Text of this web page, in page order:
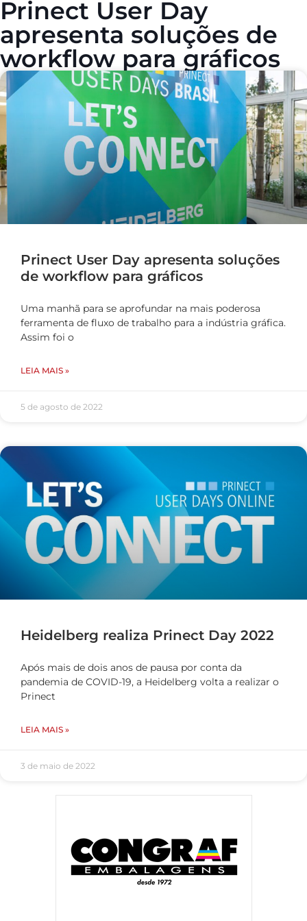
Prinect User Day
apresenta soluções de
workflow para gráficos
Prinect User Day apresenta soluções
de workflow para gráficos
Uma manhã para se aprofundar na mais poderosa
ferramenta de fluxo de trabalho para a indústria gráfica.
Assim foi o
LEIA MAIS »
5 de agosto de 2022
Heidelberg realiza Prinect Day 2022
Após mais de dois anos de pausa por conta da
pandemia de COVID-19, a Heidelberg volta a realizar o
Prinect
LEIA MAIS »
3 de maio de 2022